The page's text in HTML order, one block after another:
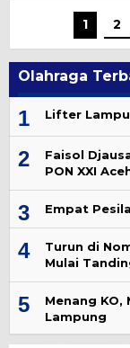
1 2
Olahraga
1 Lifter
2
Faisol
PON XXI
3 Empat
4
Turun di
Mulai
5
Menang
Lampung